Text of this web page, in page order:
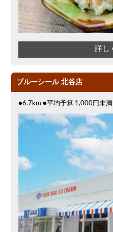
詳し
ブルーシール 北谷店
●6.7km ●平均予算 1,000円未満